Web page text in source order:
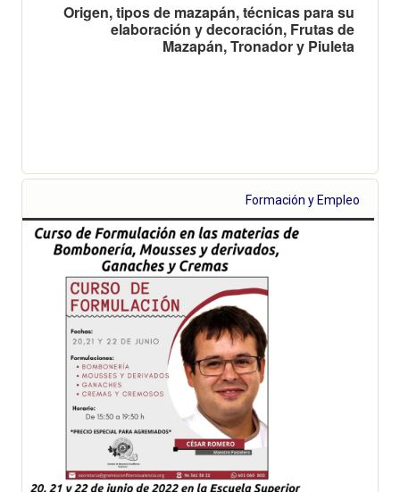
Origen, tipos de mazapán, técnicas para su
elaboración y decoración, Frutas de
Mazapán, Tronador y Piuleta
Formación y Empleo